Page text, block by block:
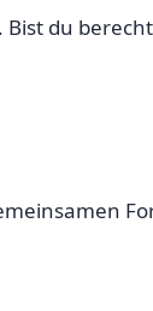
Bist du